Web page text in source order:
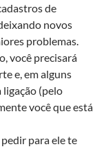
de
novos
problemas.
você precisará
e, em alguns
ligação (pelo
você que está
pedir para ele te